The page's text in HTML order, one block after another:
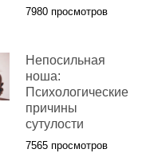
7980 просмотров
Непосильная
ноша:
Психологические
причины
сутулости
7565 просмотров